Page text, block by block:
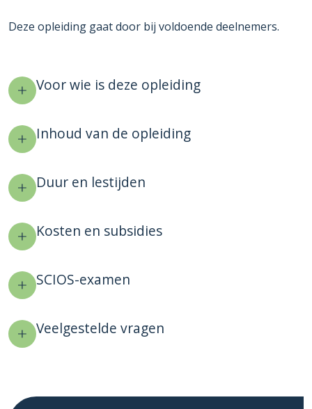
Deze opleiding gaat door bij voldoende deelnemers.
Voor wie is deze opleiding
Inhoud van de opleiding
Duur en lestijden
Kosten en subsidies
SCIOS-examen
Veelgestelde vragen